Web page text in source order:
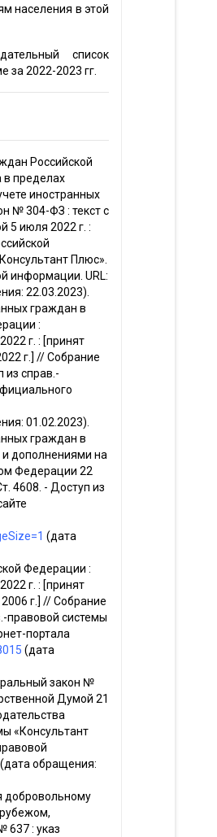
населения в этой
список
за 2022-2023 гг.
Российской
пределах
иностранных
№ 304-ФЗ : текст с
5 июля 2022 г. :
Плюс».
информации. URL:
22.03.2023).
граждан в
:
г. : [принят
г.] // Собрание
из справ.-
01.02.2023).
граждан в
дополнениями на
Федерации 22
4608. - Доступ из
(дата
Федерации :
г. : [принят
г.] // Собрание
правовой системы
портала
(дата
закон №
Думой 21
«Консультант
обращения:
добровольному
637 : указ